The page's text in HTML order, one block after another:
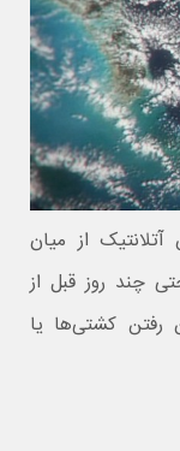
از میان
چند روز قبل از
کشتی‌ها یا